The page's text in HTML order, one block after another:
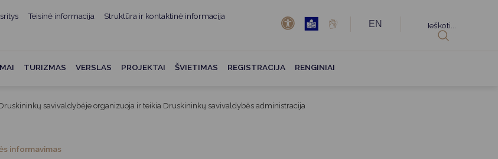
Teisinė informacija
Norminiai teisės aktai
Mero potvarkiai
Struktūra ir kontaktinė informacija
Konsultavimasis su
EN
TURIZMAS VERSLAS PROJEKTAI ŠVIETIMAS REGISTRACIJA RENGINIAI
savivaldybėje organizuoja ir teikia Druskininkų savivaldybės administracija
informavimas